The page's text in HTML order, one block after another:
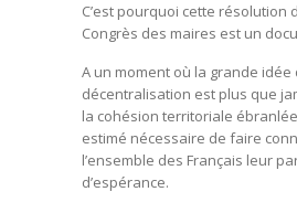
C’est pourquoi cette résolution
Congrès des maires est un
A un moment où la grande idée
décentralisation est plus que
la cohésion territoriale
estimé nécessaire de faire
l’ensemble des Français leur
d’espérance.